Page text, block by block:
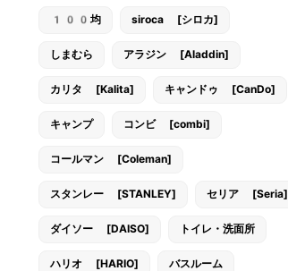
100均 siroca [シロカ]
しまむら アラジン [Aladdin]
カリタ [Kalita] キャンドゥ [CanDo]
キャンプ コンビ [combi]
コールマン [Coleman]
スタンレー [STANLEY] セリア [Seria]
ダイソー [DAISO] トイレ・洗面所
ハリオ [HARIO] バスルーム